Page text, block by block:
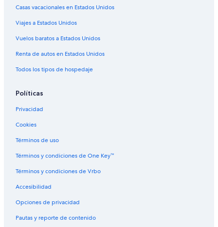
Condominios en Estación de tren Sports Authority Field - Mile High
Hoteles cerca de Estación de tren Sports Authority Field - Mile High
B&B en Lakewood
Cabañas en Lakewood
Hoteles de lujo en Lakewood
Hoteles baratos en Lakewood
Hoteles en Lakewood
Villas en Lakewood
Hoteles en Westwood
Apartamentos en Estación de tren Alameda
Hoteles cerca de Estación de tren Alameda
Casas de ciudad en Estación de tren 10th - Osage
Hoteles cerca de Lucky Strike Lanes
Casas vacacionales en Estados Unidos
Viajes a Estados Unidos
Vuelos baratos a Estados Unidos
Renta de autos en Estados Unidos
Todos los tipos de hospedaje
Políticas
Privacidad
Cookies
Términos de uso
Términos y condiciones de One Key™
Términos y condiciones de Vrbo
Accesibilidad
Opciones de privacidad
Pautas y reporte de contenido